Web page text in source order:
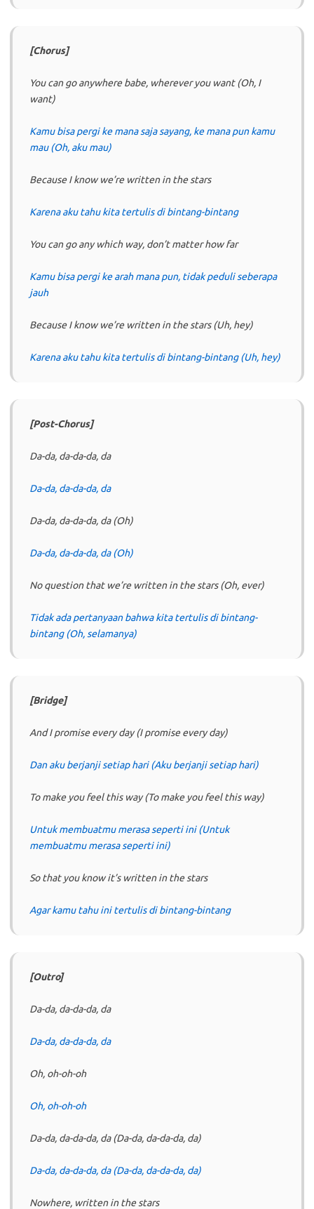
[Chorus]
You can go anywhere babe, wherever you want (Oh, I
want)
Kamu bisa pergi ke mana saja sayang, ke mana pun kamu
mau (Oh, aku mau)
Because I know we’re written in the stars
Karena aku tahu kita tertulis di bintang-bintang
You can go any which way, don’t matter how far
Kamu bisa pergi ke arah mana pun, tidak peduli seberapa
jauh
Because I know we’re written in the stars (Uh, hey)
Karena aku tahu kita tertulis di bintang-bintang (Uh, hey)
[Post-Chorus]
Da-da, da-da-da, da
Da-da, da-da-da, da
Da-da, da-da-da, da (Oh)
Da-da, da-da-da, da (Oh)
No question that we’re written in the stars (Oh, ever)
Tidak ada pertanyaan bahwa kita tertulis di bintang-
bintang (Oh, selamanya)
[Bridge]
And I promise every day (I promise every day)
Dan aku berjanji setiap hari (Aku berjanji setiap hari)
To make you feel this way (To make you feel this way)
Untuk membuatmu merasa seperti ini (Untuk
membuatmu merasa seperti ini)
So that you know it’s written in the stars
Agar kamu tahu ini tertulis di bintang-bintang
[Outro]
Da-da, da-da-da, da
Da-da, da-da-da, da
Oh, oh-oh-oh
Oh, oh-oh-oh
Da-da, da-da-da, da (Da-da, da-da-da, da)
Da-da, da-da-da, da (Da-da, da-da-da, da)
Nowhere, written in the stars